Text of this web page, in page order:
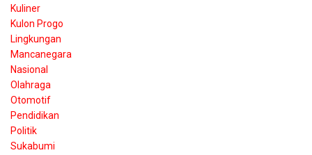
Kuliner
Kulon Progo
Lingkungan
Mancanegara
Nasional
Olahraga
Otomotif
Pendidikan
Politik
Sukabumi